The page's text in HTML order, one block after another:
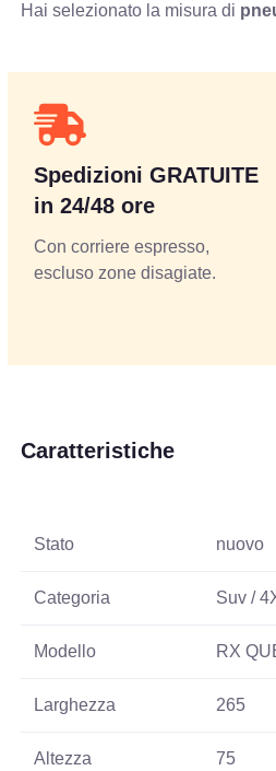
Hai selezionato la misura di
Spedizioni GRATUITE
in 24/48 ore
Con corriere espresso,
escluso zone disagiate.
Caratteristiche
Stato nuovo
Categoria Suv /
Modello RX
Larghezza 265
Altezza 75